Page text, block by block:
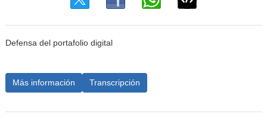
Defensa del portafolio digital
Más información Transcripción